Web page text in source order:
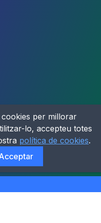
per millorar
lo, accepteu totes
política de cookies.